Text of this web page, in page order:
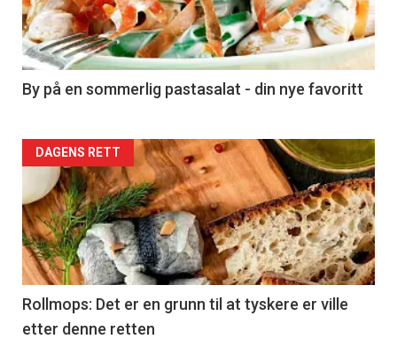
nå
-
5
By på en sommerlig pastasalat - din nye favoritt
Forsiden
akkurat
nå
-
6
DAGENS RETT
Rollmops: Det er en grunn til at tyskere er ville
etter denne retten